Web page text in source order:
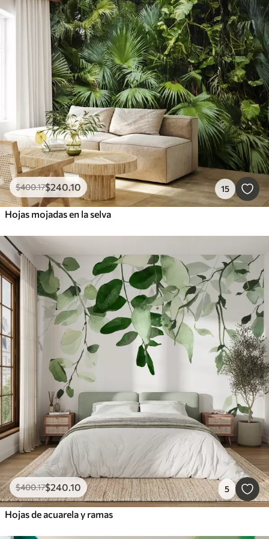
$400.17$240.10 15
Hojas mojadas en la selva
$400.17$240.10 5
Hojas de acuarela y ramas